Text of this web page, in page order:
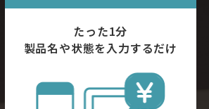
たった1分
製品名や状態を入力するだけ